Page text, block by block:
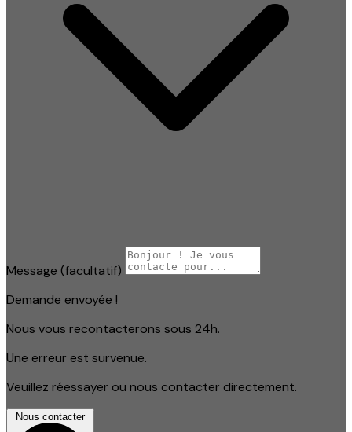
Message (facultatif)
Demande envoyée !
Nous vous recontacterons sous 24h.
Une erreur est survenue.
Veuillez réessayer ou nous contacter directement.
Nous contacter